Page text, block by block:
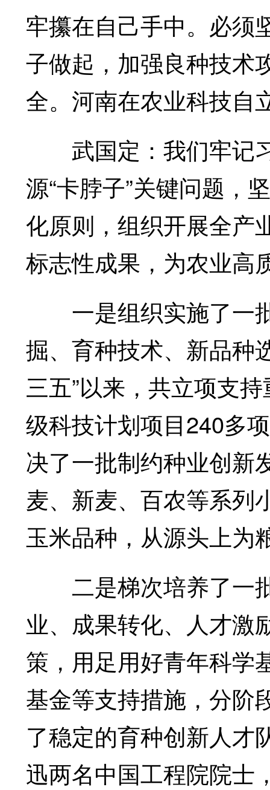
牢攥在自己手中。必须
子做起，加强良种技术
全。河南在农业科技自
武国定：我们牢记
源“卡脖子”关键问题
化原则，组织开展全产
标志性成果，为农业高
一是组织实施了一
掘、育种技术、新品种
三五”以来，共立项支
级科技计划项目240多
决了一批制约种业创新
麦、新麦、百农等系列
玉米品种，从源头上为
二是梯次培养了一
业、成果转化、人才激
策，用足用好青年科学
基金等支持措施，分阶
了稳定的育种创新人才
迅两名中国工程院院士